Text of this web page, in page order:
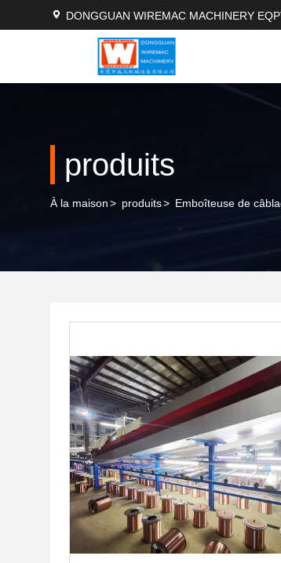
DONGGUAN WIREMAC MACHINERY
produits
À la maison> produits> Emboîteuse de